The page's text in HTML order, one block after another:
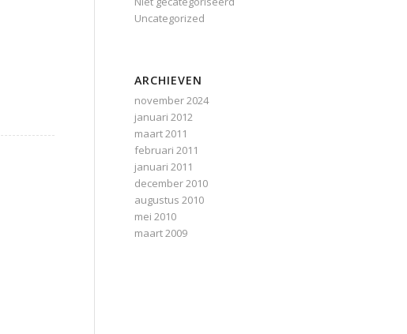
Uncategorized
ARCHIEVEN
november 2024
januari 2012
maart 2011
februari 2011
januari 2011
december 2010
augustus 2010
mei 2010
maart 2009